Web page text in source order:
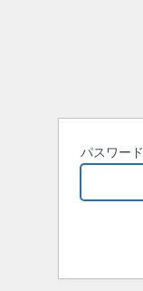
パスワード